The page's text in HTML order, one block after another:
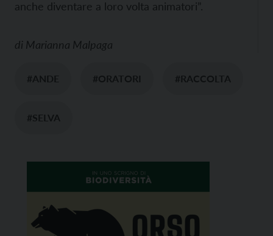
anche diventare a loro volta animatori”.
di Marianna Malpaga
#ANDE #ORATORI #RACCOLTA
#SELVA